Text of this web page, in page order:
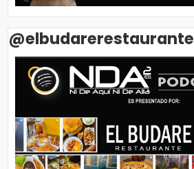
@elbudarerestaurante